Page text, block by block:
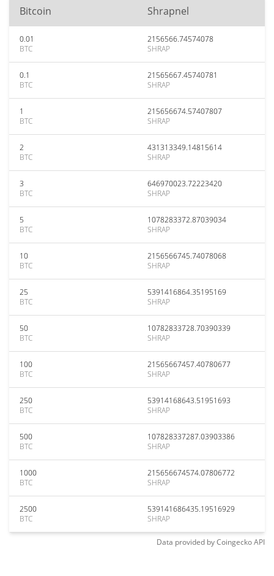
Bitcoin Shrapnel
0.01
BTC
2156566.74574078
SHRAP
0.1
BTC
21565667.45740781
SHRAP
1
BTC
215656674.57407807
SHRAP
2
BTC
431313349.14815614
SHRAP
3
BTC
646970023.72223420
SHRAP
5
BTC
1078283372.87039034
SHRAP
10
BTC
2156566745.74078068
SHRAP
25
BTC
5391416864.35195169
SHRAP
50
BTC
10782833728.70390339
SHRAP
100
BTC
21565667457.40780677
SHRAP
250
BTC
53914168643.51951693
SHRAP
500
BTC
107828337287.03903386
SHRAP
1000
BTC
215656674574.07806772
SHRAP
2500
BTC
539141686435.19516929
SHRAP
Data provided byCoingeckoAPI